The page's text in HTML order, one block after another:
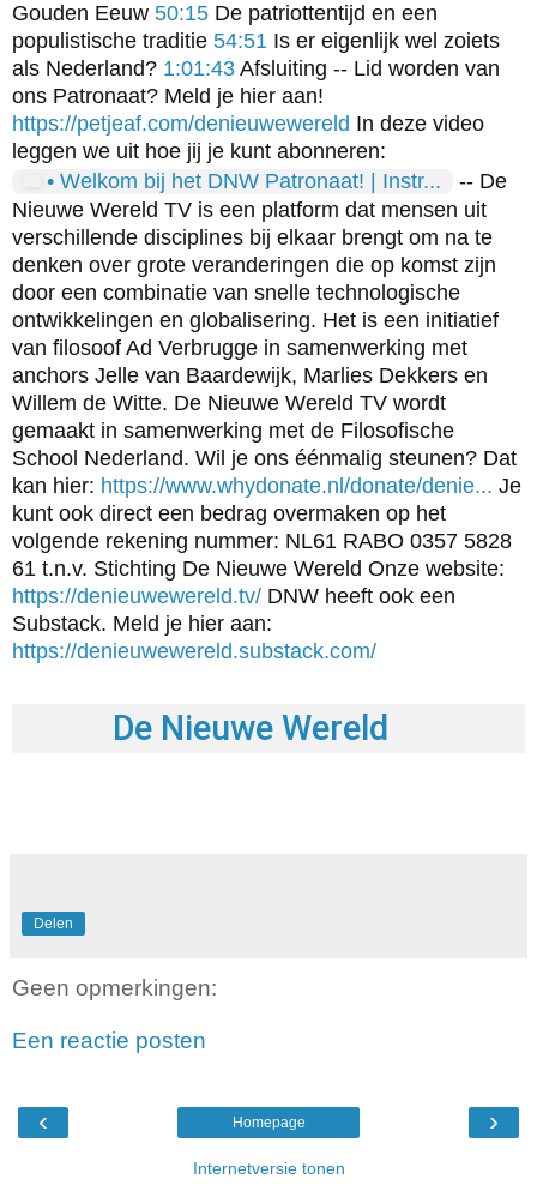
Gouden Eeuw 50:15 De patriottentijd en een
populistische traditie 54:51 Is er eigenlijk wel zoiets
als Nederland? 1:01:43 Afsluiting -- Lid worden van
ons Patronaat? Meld je hier aan!
https://petjeaf.com/denieuwewereld In deze video
leggen we uit hoe jij je kunt abonneren:
• Welkom bij het DNW Patronaat! | Instr...
-- De
Nieuwe Wereld TV is een platform dat mensen uit
verschillende disciplines bij elkaar brengt om na te
denken over grote veranderingen die op komst zijn
door een combinatie van snelle technologische
ontwikkelingen en globalisering. Het is een initiatief
van filosoof Ad Verbrugge in samenwerking met
anchors Jelle van Baardewijk, Marlies Dekkers en
Willem de Witte. De Nieuwe Wereld TV wordt
gemaakt in samenwerking met de Filosofische
School Nederland. Wil je ons éénmalig steunen? Dat
kan hier: https://www.whydonate.nl/donate/denie... Je
kunt ook direct een bedrag overmaken op het
volgende rekening nummer: NL61 RABO 0357 5828
61 t.n.v. Stichting De Nieuwe Wereld Onze website:
https://denieuwewereld.tv/ DNW heeft ook een
Substack. Meld je hier aan:
https://denieuwewereld.substack.com/
De Nieuwe Wereld
Delen
Geen opmerkingen:
Een reactie posten
‹ ›
Homepage
Internetversie tonen